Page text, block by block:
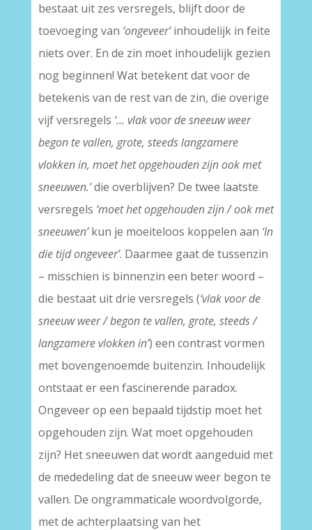
bestaat uit zes versregels, blijft door de
toevoeging van ‘ongeveer’inhoudelijk in feite
niets over. En de zin moet inhoudelijk gezien
nog beginnen! Wat betekent dat voor de
betekenis van de rest van de zin, die overige
vijf versregels ‘… vlak voor de sneeuw weer
begon te vallen, grote, steeds langzamere
vlokken in, moet het opgehouden zijn ook met
sneeuwen.’die overblijven? De twee laatste
versregels ‘moet het opgehouden zijn / ook met
sneeuwen’kun je moeiteloos koppelen aan ‘In
die tijd ongeveer’. Daarmee gaat de tussenzin
– misschien is binnenzin een beter woord –
die bestaat uit drie versregels (‘vlak voor de
sneeuw weer / begon te vallen, grote, steeds /
langzamere vlokken in’) een contrast vormen
met bovengenoemde buitenzin. Inhoudelijk
ontstaat er een fascinerende paradox.
Ongeveer op een bepaald tijdstip moet het
opgehouden zijn. Wat moet opgehouden
zijn? Het sneeuwen dat wordt aangeduid met
de mededeling dat de sneeuw weer begon te
vallen. De ongrammaticale woordvolgorde,
met de achterplaatsing van het